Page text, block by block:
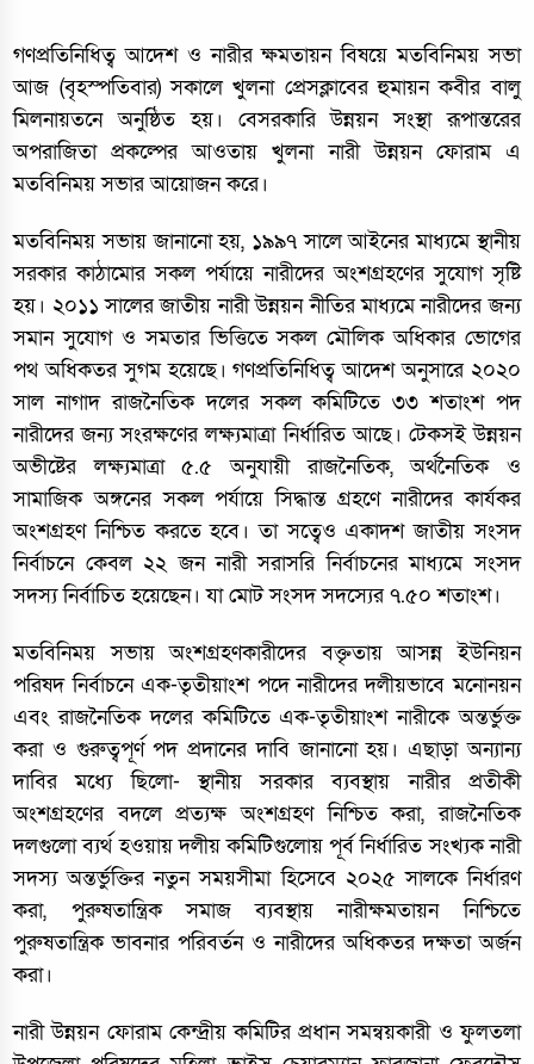
গণপ্রতিনিধিত্ব আদেশ ও নারীর ক্ষমতায়ন বিষয়ে মতবিনিময় সভা
আজ (বৃহস্পতিবার) সকালে খুলনা প্রেসক্লাবের হুমায়ন কবীর বালু
মিলনায়তনে অনুষ্ঠিত হয়। বেসরকারি উন্নয়ন সংস্থা রূপান্তরের
অপরাজিতা প্রকল্পের আওতায় খুলনা নারী উন্নয়ন ফোরাম এ
মতবিনিময় সভার আয়োজন করে।
মতবিনিময় সভায় জানানো হয়, ১৯৯৭ সালে আইনের মাধ্যমে স্থানীয়
সরকার কাঠামোর সকল পর্যায়ে নারীদের অংশগ্রহণের সুযোগ সৃষ্টি
হয়। ২০১১ সালের জাতীয় নারী উন্নয়ন নীতির মাধ্যমে নারীদের জন্য
সমান সুযোগ ও সমতার ভিত্তিতে সকল মৌলিক অধিকার ভোগের
পথ অধিকতর সুগম হয়েছে। গণপ্রতিনিধিত্ব আদেশ অনুসারে ২০২০
সাল নাগাদ রাজনৈতিক দলের সকল কমিটিতে ৩৩ শতাংশ পদ
নারীদের জন্য সংরক্ষণের লক্ষ্যমাত্রা নির্ধারিত আছে। টেকসই উন্নয়ন
অভীষ্টের লক্ষ্যমাত্রা ৫.৫ অনুযায়ী রাজনৈতিক, অর্থনৈতিক ও
সামাজিক অঙ্গনের সকল পর্যায়ে সিদ্ধান্ত গ্রহণে নারীদের কার্যকর
অংশগ্রহণ নিশ্চিত করতে হবে। তা সত্বেও একাদশ জাতীয় সংসদ
নির্বাচনে কেবল ২২ জন নারী সরাসরি নির্বাচনের মাধ্যমে সংসদ
সদস্য নির্বাচিত হয়েছেন। যা মোট সংসদ সদস্যের ৭.৫০ শতাংশ।
মতবিনিময় সভায় অংশগ্রহণকারীদের বক্তৃতায় আসন্ন ইউনিয়ন
পরিষদ নির্বাচনে এক-তৃতীয়াংশ পদে নারীদের দলীয়ভাবে মনোনয়ন
এবং রাজনৈতিক দলের কমিটিতে এক-তৃতীয়াংশ নারীকে অন্তর্ভুক্ত
করা ও গুরুত্বপূর্ণ পদ প্রদানের দাবি জানানো হয়। এছাড়া অন্যান্য
দাবির মধ্যে ছিলো- স্থানীয় সরকার ব্যবস্থায় নারীর প্রতীকী
অংশগ্রহণের বদলে প্রত্যক্ষ অংশগ্রহণ নিশ্চিত করা, রাজনৈতিক
দলগুলো ব্যর্থ হওয়ায় দলীয় কমিটিগুলোয় পূর্ব নির্ধারিত সংখ্যক নারী
সদস্য অন্তর্ভুক্তির নতুন সময়সীমা হিসেবে ২০২৫ সালকে নির্ধারণ
করা, পুরুষতান্ত্রিক সমাজ ব্যবস্থায় নারীক্ষমতায়ন নিশ্চিতে
পুরুষতান্ত্রিক ভাবনার পরিবর্তন ও নারীদের অধিকতর দক্ষতা অর্জন
করা।
নারী উন্নয়ন ফোরাম কেন্দ্রীয় কমিটির প্রধান সমন্বয়কারী ও ফুলতলা